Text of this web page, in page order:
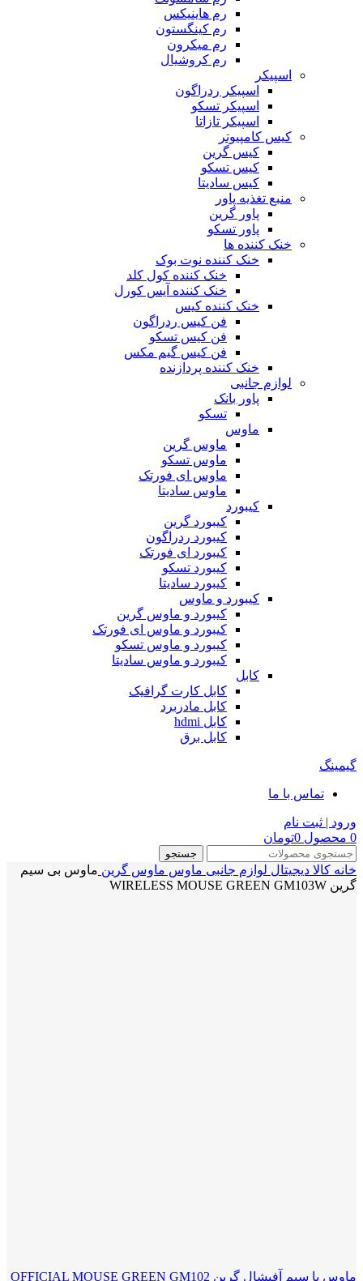
رم هاینیکس
رم کینگستون
رم میکرون
رم کروشیال
اسپیکر
اسپیکر ردراگون
اسپیکر تسکو
اسپیکر تازاتا
کیس کامپیوتر
کیس گرین
کیس تسکو
کیس سادیتا
منبع تغذیه‌ پاور
پاور گرین
پاور تسکو
خنک کننده ها
خنک کننده نوت بوک
خنک کننده کول کلد
خنک کننده آیس کورل
خنک کننده کیس
فن کیس ردراگون
فن کیس تسکو
فن کیس گیم مکس
خنک کننده پردازنده
لوازم جانبی
پاور بانک
تسکو
ماوس
ماوس گرین
ماوس تسکو
ماوس ای فورتک
ماوس سادیتا
کیبورد
کیبورد گرین
کیبورد ردراگون
کیبورد ای فورتک
کیبورد تسکو
کیبورد سادیتا
کیبورد و ماوس
کیبورد و ماوس گرین
کیبورد و ماوس ای فورتک
کیبورد و ماوس تسکو
کیبورد و ماوس سادیتا
کابل
کابل کارت گرافیک
کابل مادربرد
کابل hdmi
کابل برق
گیمینگ
تماس با ما
ورود | ثبت نام
0 محصول 0تومان
جستجو
خانه کالا دیجیتال لوازم جانبی ماوس ماوس گرین ماوس بی سیم
گرین WIRELESS MOUSE GREEN GM103W
ماوس با سیم آفیشال گرین OFFICIAL MOUSE GREEN GM102